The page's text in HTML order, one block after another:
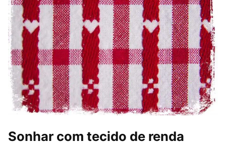
Sonhar com tecido de renda